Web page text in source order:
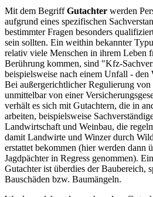
Mit dem BegriffGutachter werden
aufgrund eines spezifischen
bestimmter Fragen besonders
sein sollten. Ein weithin bekannter
relativ viele Menschen in ihrem Leben
Berührung kommen, sind "Kfz-
beispielsweise nach einem Unfall -
Bei außer­gerichtlicher Regulierung
unmittelbar von einer
verhält es sich mit Gutachtern, die in
arbeiten, beispielsweise
Landwirtschaft und Weinbau, die
damit Landwirte und Winzer durch
erstattet bekommen (hier werden dann
Jagdpächter in Regress genommen).
Gutachter ist überdies der Baubereich,
Bauschäden bzw. Baumängeln.